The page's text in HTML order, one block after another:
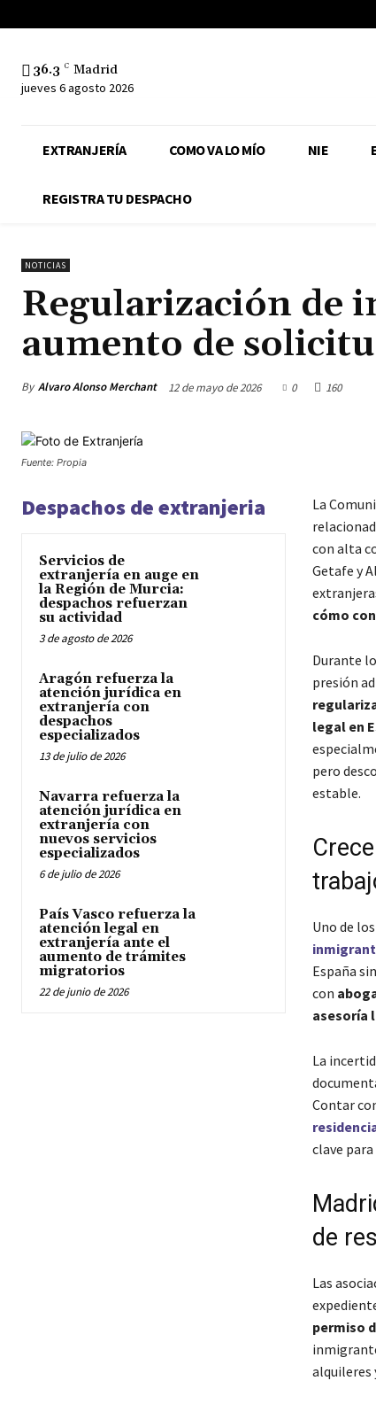
36.3 C Madrid
jueves 6 agosto 2026
EXTRANJERÍA COMO VA LO MÍO NIE
REGISTRA TU DESPACHO
NOTICIAS
Regularización de
aumento de
By Alvaro Alonso Merchant 12 de mayo de 2026 0 160
Fuente: Propia
Despachos de extranjeria
Servicios de
extranjería en auge en
la Región de Murcia:
despachos refuerzan
su actividad
3 de agosto de 2026
Aragón refuerza la
atención jurídica en
extranjería con
despachos
especializados
13 de julio de 2026
Navarra refuerza la
atención jurídica en
extranjería con
nuevos servicios
especializados
6 de julio de 2026
País Vasco refuerza la
atención legal en
extranjería ante el
aumento de trámites
migratorios
22 de junio de 2026
La
con alta
Getafe y
cómo
Durante
presión
legal en
pero
estable.
Uno de
España
con
asesoría
La
Contar
clave
de
Las
permiso
alquileres